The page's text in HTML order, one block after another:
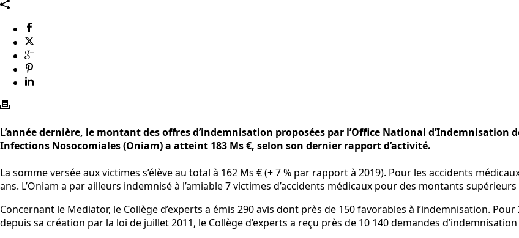
L’année dernière, le montant des offres d’indemnisation proposées par l’Office National d’Indemnisation
Infections Nosocomiales (Oniam) a atteint 183 Ms €, selon son dernier rapport d’activité.
La somme versée aux victimes s’élève au total à 162 Ms € (+ 7 % par rapport à 2019). Pour les accidents
ans. L’Oniam a par ailleurs indemnisé à l’amiable 7 victimes d’accidents médicaux pour des montants supérieurs
Concernant le Mediator, le Collège d’experts a émis 290 avis dont près de 150 favorables à l’indemnisation.
depuis sa création par la loi de juillet 2011, le Collège d’experts a reçu près de 10 140 demandes